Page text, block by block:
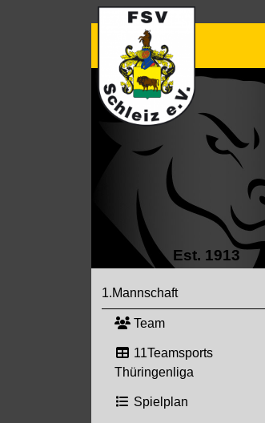
Est. 1913
1.Mannschaft
Team
11Teamsports
Thüringenliga
Spielplan